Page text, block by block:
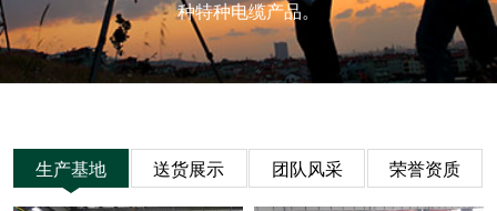
种特种电缆产品。
生产基地 送货展示 团队风采 荣誉资质